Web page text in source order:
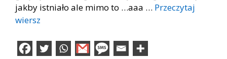
jakby istniało ale mimo to …aaa … Przeczytaj
wiersz